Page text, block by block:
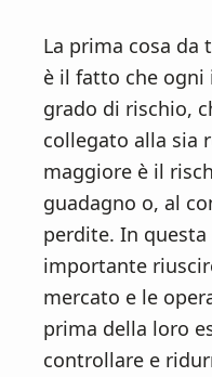
La prima cosa da
è il fatto che
grado di rischio,
collegato alla sia
maggiore è il
guadagno o, al
perdite. In
importante
mercato e le
prima della loro
controllare e